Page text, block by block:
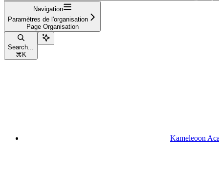
Navigation
Paramètres de l'organisation
Page Organisation
Search...
⌘ K
Kameleoon